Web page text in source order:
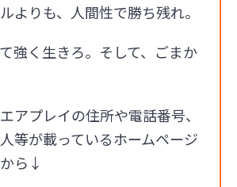
よりも、人間性で勝ち残れ。
て強く生きろ。そして、ごまか
アプレイの住所や電話番号、
等が載っているホームページ
ら↓